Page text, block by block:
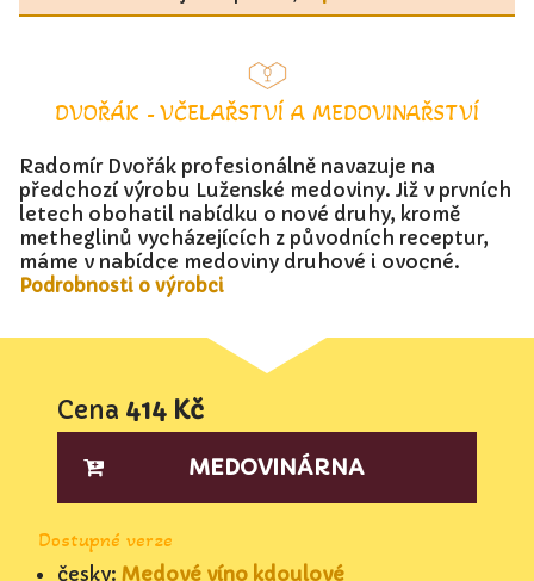
DVOŘÁK - VČELAŘSTVÍ A MEDOVINAŘSTVÍ
Radomír Dvořák profesionálně navazuje na
předchozí výrobu Luženské medoviny. Již v prvních
letech obohatil nabídku o nové druhy, kromě
metheglinů vycházejících z původních receptur,
máme v nabídce medoviny druhové i ovocné.
Podrobnosti o výrobci
Cena 414 Kč
MEDOVINÁRNA
Dostupné verze
česky: Medové víno kdoulové